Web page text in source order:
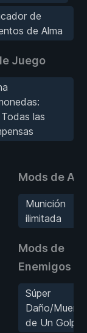
de
de Alma
Juego
las
Mods de
Munición
ilimitada
Mods de
Enemigos
Súper
Daño/
de Un Golpe